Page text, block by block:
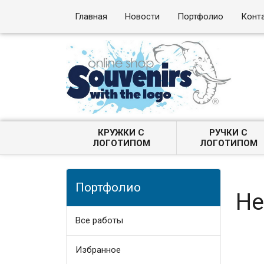
Главная Новости Портфолио
КРУЖКИ С
ЛОГОТИПОМ
РУЧКИ С
ЛОГОТИПОМ
Портфолио
Все работы
Избранное